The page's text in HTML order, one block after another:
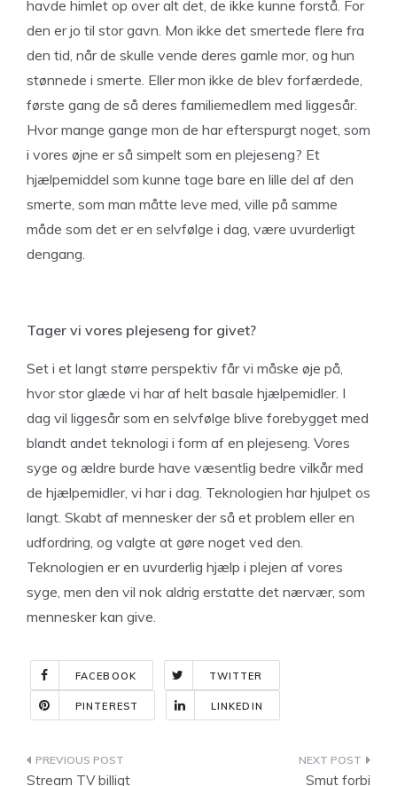
havde himlet op over alt det, de ikke kunne forstå. For
den er jo til stor gavn. Mon ikke det smertede flere fra
den tid, når de skulle vende deres gamle mor, og hun
stønnede i smerte. Eller mon ikke de blev forfærdede,
første gang de så deres familiemedlem med liggesår.
Hvor mange gange mon de har efterspurgt noget, som
i vores øjne er så simpelt som en plejeseng? Et
hjælpemiddel som kunne tage bare en lille del af den
smerte, som man måtte leve med, ville på samme
måde som det er en selvfølge i dag, være uvurderligt
dengang.
Tager vi vores plejeseng for givet?
Set i et langt større perspektiv får vi måske øje på,
hvor stor glæde vi har af helt basale hjælpemidler. I
dag vil liggesår som en selvfølge blive forebygget med
blandt andet teknologi i form af en plejeseng. Vores
syge og ældre burde have væsentlig bedre vilkår med
de hjælpemidler, vi har i dag. Teknologien har hjulpet os
langt. Skabt af mennesker der så et problem eller en
udfordring, og valgte at gøre noget ved den.
Teknologien er en uvurderlig hjælp i plejen af vores
syge, men den vil nok aldrig erstatte det nærvær, som
mennesker kan give.
FACEBOOK TWITTER
PINTEREST LINKEDIN
Indlægsnavigation
Stream TV billigt Smut forbi